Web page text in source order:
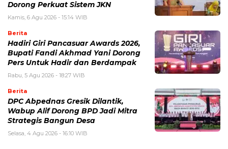
Dorong Perkuat Sistem JKN
Kamis, 6 Agu 2026 - 15:14 WIB
Berita
Hadiri Giri Pancasuar Awards 2026,
Bupati Fandi Akhmad Yani Dorong
Pers Untuk Hadir dan Berdampak
Rabu, 5 Agu 2026 - 18:27 WIB
Berita
DPC Abpednas Gresik Dilantik,
Wabup Alif Dorong BPD Jadi Mitra
Strategis Bangun Desa
Selasa, 4 Agu 2026 - 16:10 WIB